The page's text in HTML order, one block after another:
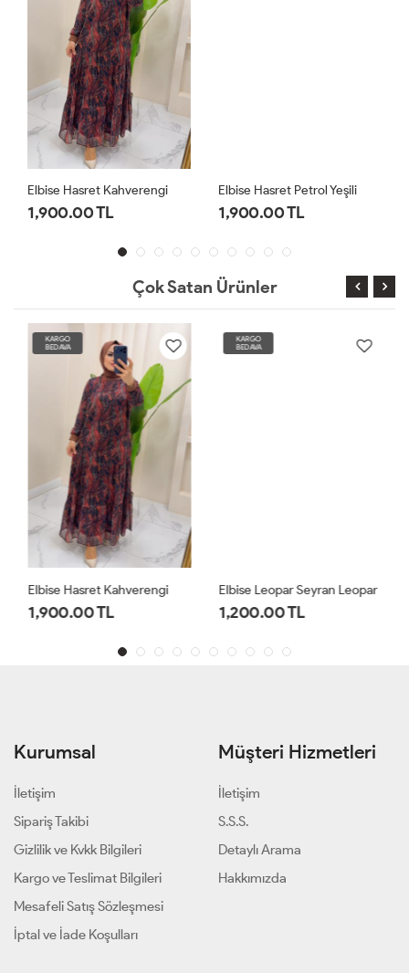
Elbise Hasret Kahverengi
1,900.00 TL
Elbise Hasret Petrol Yeşili
1,900.00 TL
Çok Satan Ürünler
KARGO
BEDAVA
Elbise Hasret Kahverengi
1,900.00 TL
KARGO
BEDAVA
Elbise Leopar Seyran Leopar
1,200.00 TL
Kurumsal
İletişim
Sipariş Takibi
Gizlilik ve Kvkk Bilgileri
Kargo ve Teslimat Bilgileri
Mesafeli Satış Sözleşmesi
İptal ve İade Koşulları
Müşteri Hizmetleri
İletişim
S.S.S.
Detaylı Arama
Hakkımızda